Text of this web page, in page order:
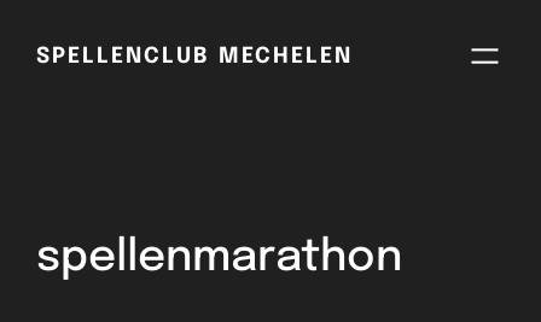
SPELLENCLUB MECHELEN
spellenmarathon